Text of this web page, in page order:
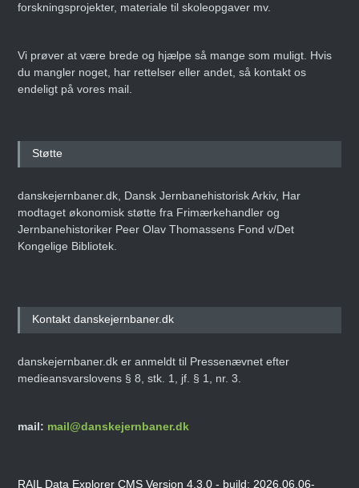
forskningsprojekter, materiale til skoleopgaver mv.
Vi prøver at være brede og hjælpe så mange som muligt. Hvis
du mangler noget, har rettelser eller andet, så kontakt os
endeligt på vores mail.
Støtte
danskejernbaner.dk, Dansk Jernbanehistorisk Arkiv, Har
modtaget økonomisk støtte fra Frimærkehandler og
Jernbanehistoriker Peer Olav Thomassens Fond v/Det
Kongelige Bibliotek.
Kontakt danskejernbaner.dk
danskejernbaner.dk er anmeldt til Pressenævnet efter
medieansvarslovens § 8, stk. 1, jf. § 1, nr. 3.
mail: mail@danskejernbaner.dk
RAIL Data Explorer CMS Version 4.3.0 - build: 2026.06.06-